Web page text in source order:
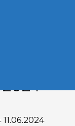
11.06.2024